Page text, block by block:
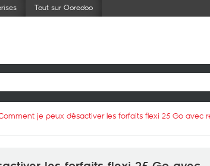
Tout sur Ooredoo
je peux désactiver les forfaits flexi 25 Go avec